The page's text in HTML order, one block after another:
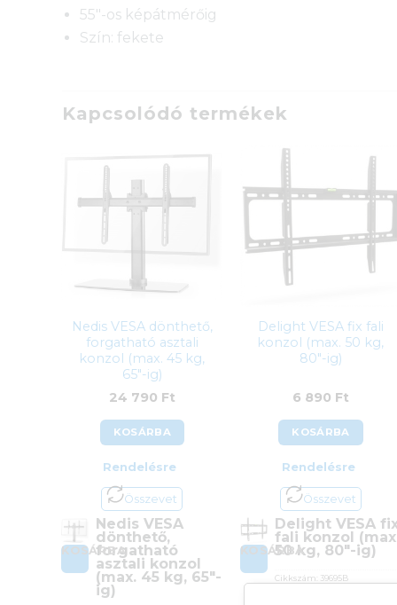
55″-os képátmérőig
Szín: fekete
Kapcsolódó termékek
Nedis VESA dönthető,
forgatható asztali
konzol (max. 45 kg,
65″-ig)
24 790 Ft
KOSÁRBA
Rendelésre
Összevet
KOSÁRBA
Nedis VESA
dönthető,
forgatható
asztali konzol
(max. 45 kg, 65″-
ig)
Delight VESA fix fali
konzol (max. 50 kg,
80″-ig)
6 890 Ft
KOSÁRBA
Rendelésre
Összevet
KOSÁRBA
Delight VESA
fali konzol
50 kg, 80″-ig)
Cikkszám: 39695B